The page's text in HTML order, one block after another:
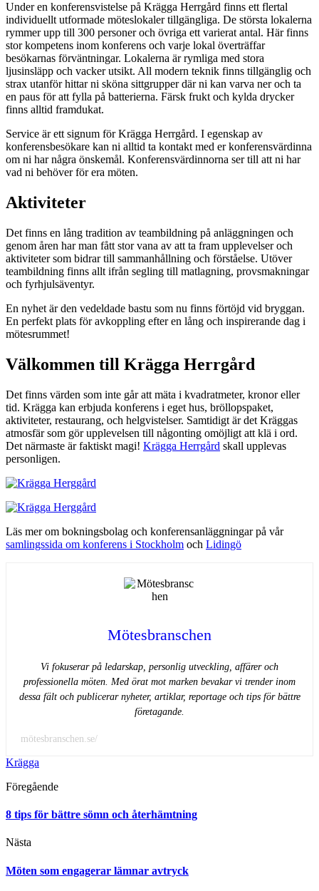
Under en konferensvistelse på Krägga Herrgård finns ett flertal
individuellt utformade möteslokaler tillgängliga. De största lokalerna
rymmer upp till 300 personer och övriga ett varierat antal. Här finns
stor kompetens inom konferens och varje lokal överträffar
besökarnas förväntningar. Lokalerna är rymliga med stora
ljusinsläpp och vacker utsikt. All modern teknik finns tillgänglig och
strax utanför hittar ni sköna sittgrupper där ni kan varva ner och ta
en paus för att fylla på batterierna. Färsk frukt och kylda drycker
finns alltid framdukat.
Service är ett signum för Krägga Herrgård. I egenskap av
konferensbesökare kan ni alltid ta kontakt med er konferensvärdinna
om ni har några önskemål. Konferensvärdinnorna ser till att ni har
vad ni behöver för era möten.
Aktiviteter
Det finns en lång tradition av teambildning på anläggningen och
genom åren har man fått stor vana av att ta fram upplevelser och
aktiviteter som bidrar till sammanhållning och förståelse. Utöver
teambildning finns allt ifrån segling till matlagning, provsmakningar
och fyrhjulsäventyr.
En nyhet är den vedeldade bastu som nu finns förtöjd vid bryggan.
En perfekt plats för avkoppling efter en lång och inspirerande dag i
mötesrummet!
Välkommen till Krägga Herrgård
Det finns värden som inte går att mäta i kvadratmeter, kronor eller
tid. Krägga kan erbjuda konferens i eget hus, bröllopspaket,
aktiviteter, restaurang, och helgvistelser. Samtidigt är det Kräggas
atmosfär som gör upplevelsen till någonting omöjligt att klä i ord.
Det närmaste är faktiskt magi! Krägga Herrgård skall upplevas
personligen.
Läs mer om bokningsbolag och konferensanläggningar på vår
samlingssida om konferens i Stockholm och Lidingö
Mötesbranschen
Vi fokuserar på ledarskap, personlig utveckling, affärer och
professionella möten. Med örat mot marken bevakar vi trender inom
dessa fält och publicerar nyheter, artiklar, reportage och tips för bättre
företagande.
mötesbranschen.se/
Krägga
Föregående
8 tips för bättre sömn och återhämtning
Nästa
Möten som engagerar lämnar avtryck